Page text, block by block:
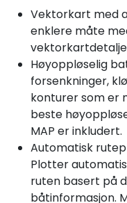
Vektorkart med
enklere måte
Høyoppløselig
forsenkninger,
konturer som er
beste
MAP er inkludert.
Automatisk
Plotter
ruten basert på
båtinformasjon.